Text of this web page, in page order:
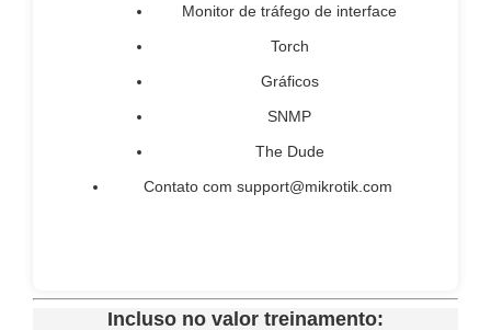
Monitor de tráfego de interface
Torch
Gráficos
SNMP
The Dude
Contato com support@mikrotik.com
Incluso no valor treinamento: